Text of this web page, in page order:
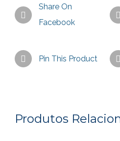
Share On
Facebook
Pin This Product
Produtos